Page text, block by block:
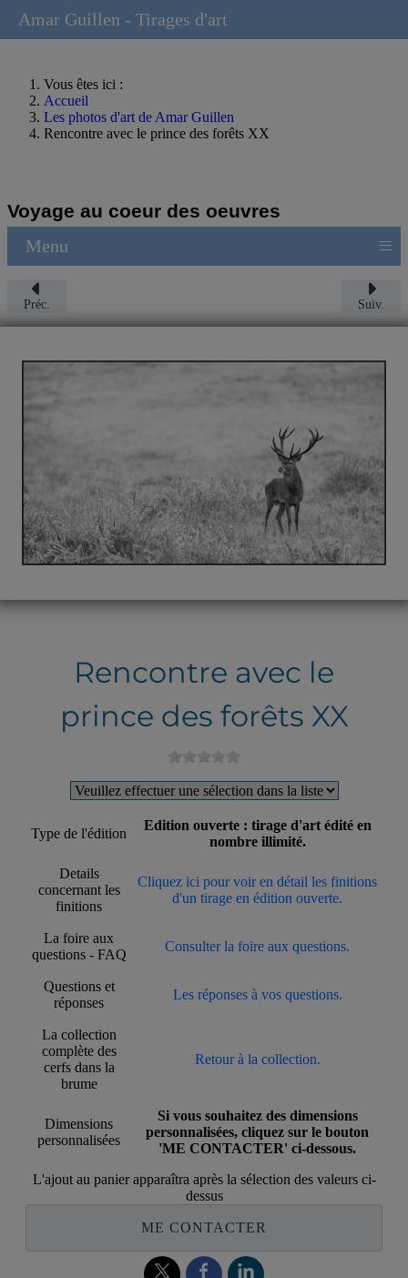
Vous êtes ici :
Accueil
Les photos d'art de Amar Guillen
Rencontre avec le prince des forêts XX
Voyage au coeur des oeuvres
Menu ≡
Préc. Suiv.
Rencontre avec le
prince des forêts XX
Type de l'édition
Edition ouverte : tirage d'art édité en
nombre illimité.
Details
concernant les
finitions
Cliquez ici pour voir en détail les finitions
d'un tirage en édition ouverte.
La foire aux
questions - FAQ
Consulter la foire aux questions.
Questions et
réponses
Les réponses à vos questions.
La collection
complète des
cerfs dans la
brume
Retour à la collection.
Dimensions
personnalisées
Si vous souhaitez des dimensions
personnalisées, cliquez sur le bouton
'ME CONTACTER' ci-dessous.
L'ajout au panier apparaîtra après la sélection des valeurs ci-
dessus
ME CONTACTER
Amar Guillen - Tirages d'art